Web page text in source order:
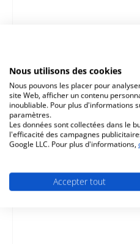
Nous utilisons des cookies
Nous pouvons les placer pour
site Web, afficher un contenu
inoubliable. Pour plus d'informations
paramètres.
Les données sont collectées dans le
l'efficacité des campagnes
Google LLC. Pour plus d'informations,
Accepter tout